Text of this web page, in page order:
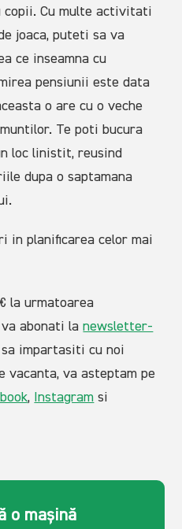
copii. Cu multe activitati
joaca, puteti sa va
ce inseamna cu
pensiunii este data
o are cu o veche
Te poti bucura
loc linistit, reusind
dupa o saptamana
in planificarea celor mai
la urmatoarea
abonati lanewsletter-
impartasiti cu noi
vacanta, va asteptam pe
, Instagram si
o mașină